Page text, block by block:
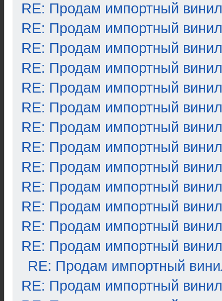
RE: Продам импортный винил
RE: Продам импортный винил
RE: Продам импортный винил
RE: Продам импортный винил
RE: Продам импортный винил
RE: Продам импортный винил
RE: Продам импортный винил
RE: Продам импортный винил
RE: Продам импортный винил
RE: Продам импортный винил
RE: Продам импортный винил
RE: Продам импортный винил
RE: Продам импортный винил
RE: Продам импортный
RE: Продам импортный винил